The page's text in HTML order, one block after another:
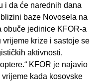
i da će narednih dana
baze Novosela na
obuče jedinice KFOR-a
krize i sastoje se
aktivnosti,
KFOR je najavio
kada kosovske